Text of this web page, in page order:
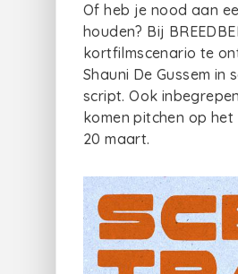
Of heb je nood aan
houden? Bij
kortfilmscenario te
Shauni De Gussem
script. Ook
komen pitchen op het
20 maart.